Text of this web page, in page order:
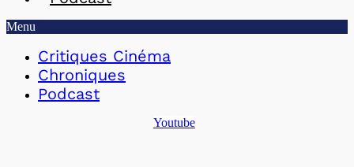
Menu
Critiques Cinéma
Chroniques
Podcast
Youtube